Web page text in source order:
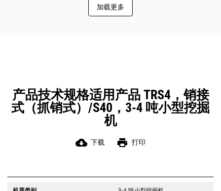
加载更多
产品技术规格适用产品 TRS4，销接
式（抓销式）/S40，3-4 吨小型挖掘
机
cloud_download 下载 print 打印